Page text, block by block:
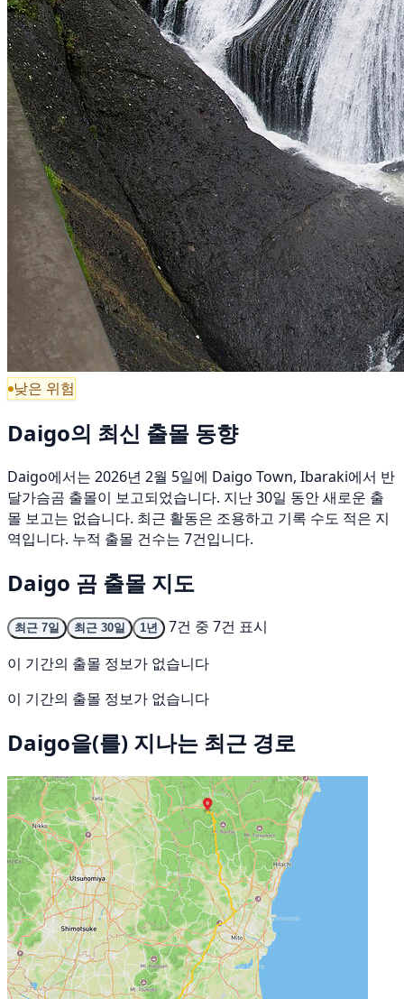
낮은 위험
Daigo의 최신 출몰 동향
Daigo에서는 2026년 2월 5일에 Daigo Town, Ibaraki에서 반
달가슴곰 출몰이 보고되었습니다. 지난 30일 동안 새로운 출
몰 보고는 없습니다. 최근 활동은 조용하고 기록 수도 적은 지
역입니다. 누적 출몰 건수는 7건입니다.
Daigo 곰 출몰 지도
최근 7일 최근 30일 1년
7건 중 7건 표시
이 기간의 출몰 정보가 없습니다
이 기간의 출몰 정보가 없습니다
Daigo을(를) 지나는 최근 경로